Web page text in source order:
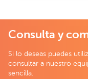
Consulta y
Si lo deseas puedes
consultar a nuestro
sencilla.